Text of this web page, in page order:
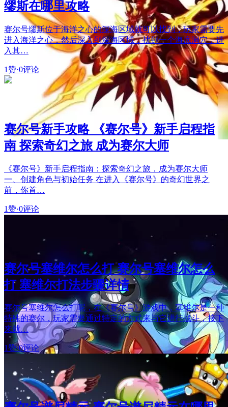
缪斯在哪里攻略
赛尔号缪斯位于海洋之心的深海区域就可以找到，玩家需要先
进入海洋之心，然后深入到深海区域，找到一个海底洞穴，进
入其…
1赞·0评论
赛尔号新手攻略 《赛尔号》新手启程指
南 探索奇幻之旅 成为赛尔大师
《赛尔号》新手启程指南：探索奇幻之旅，成为赛尔大师
一、创建角色与初始任务 在进入《赛尔号》的奇幻世界之
前，你首…
1赞·0评论
赛尔号塞维尔怎么打 赛尔号塞维尔怎么
打 塞维尔打法步骤详情
赛尔号塞维尔怎么打呢，在《赛尔号》游戏中，塞维尔是一种
特殊的赛尔，玩家需要通过特定的方式来与它进行战斗，接下
来就…
1赞·0评论